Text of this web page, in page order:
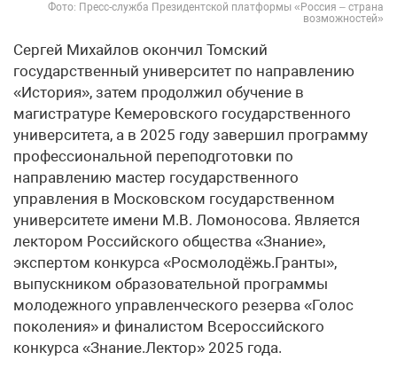
Фото: Пресс-служба Президентской платформы «Россия – страна
возможностей»
Сергей Михайлов окончил Томский
государственный университет по направлению
«История», затем продолжил обучение в
магистратуре Кемеровского государственного
университета, а в 2025 году завершил программу
профессиональной переподготовки по
направлению мастер государственного
управления в Московском государственном
университете имени М.В. Ломоносова. Является
лектором Российского общества «Знание»,
экспертом конкурса «Росмолодёжь.Гранты»,
выпускником образовательной программы
молодежного управленческого резерва «Голос
поколения» и финалистом Всероссийского
конкурса «Знание.Лектор» 2025 года.